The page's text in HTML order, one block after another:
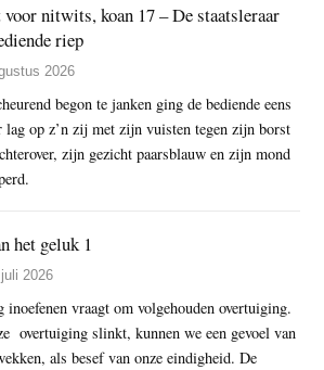
nitwits, koan 17 – De staatsleraar
riep
2026
begon te janken ging de bediende eens
lag op z’n zij met zijn vuisten tegen zijn borst
zijn gezicht paarsblauw en zijn mond
het geluk 1
2026
vraagt om volgehouden overtuiging.
overtuiging slinkt, kunnen we een gevoel van
als besef van onze eindigheid. De